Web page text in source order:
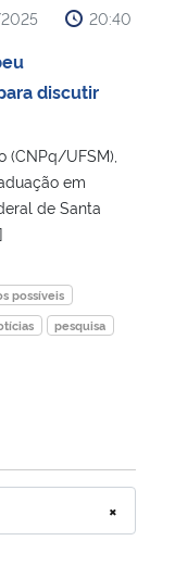
20:40
discutir
(CNPq/UFSM),
em
de Santa
possíveis
pesquisa
×